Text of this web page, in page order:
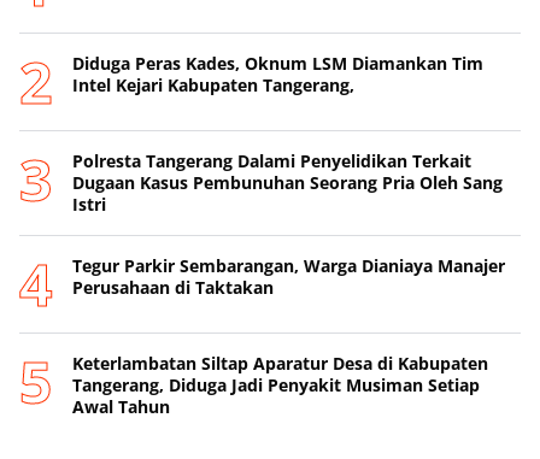
Diduga Peras Kades, Oknum LSM Diamankan Tim
Intel Kejari Kabupaten Tangerang,
Polresta Tangerang Dalami Penyelidikan Terkait
Dugaan Kasus Pembunuhan Seorang Pria Oleh Sang
Istri
Tegur Parkir Sembarangan, Warga Dianiaya Manajer
Perusahaan di Taktakan
Keterlambatan Siltap Aparatur Desa di Kabupaten
Tangerang, Diduga Jadi Penyakit Musiman Setiap
Awal Tahun